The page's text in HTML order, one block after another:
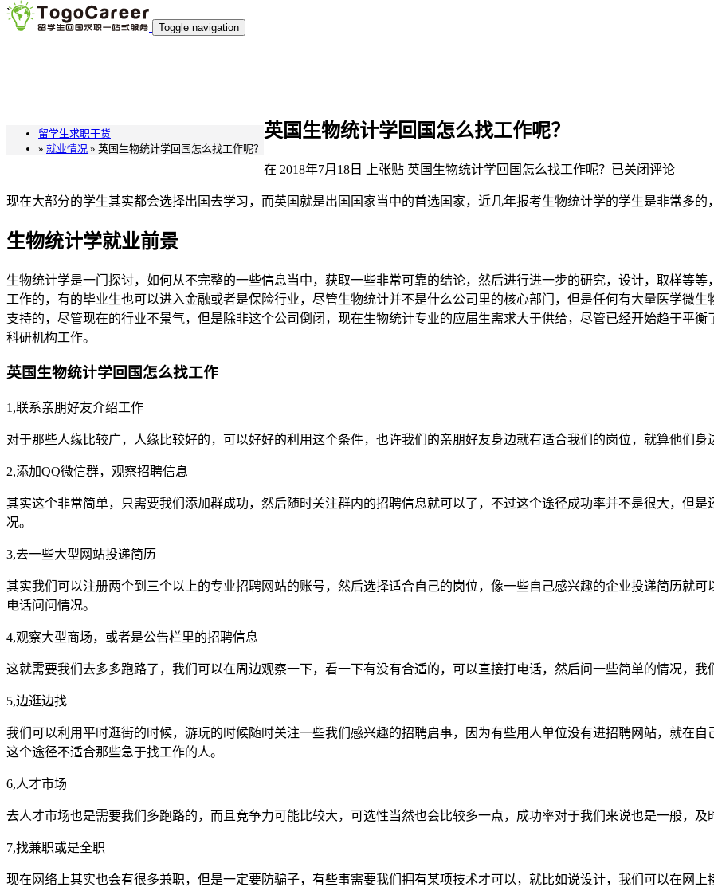
`
Toggle navigation
留学生求职干货
» 就业情况 » 英国生物统计学回国怎么找工作呢？
英国生物统计学回国怎么找工作呢？
在 2018年7月18日 上张贴 英国生物统计学回国怎么找工作呢？ 已关闭评论
现在大部分的学生其实都会选择出国去学习，而英国就是出国国家当中的首选国家，近几年报考生物统计学的学生是非常多
生物统计学就业前景
生物统计学是一门探讨，如何从不完整的一些信息当中，获取一些非常可靠的结论，然后进行进一步的研究，设计，取样等
工作的，有的毕业生也可以进入金融或者是保险行业，尽管生物统计并不是什么公司里的核心部门，但是任何有大量医学微
支持的，尽管现在的行业不景气，但是除非这个公司倒闭，现在生物统计专业的应届生需求大于供给，尽管已经开始趋于平
科研机构工作。
英国生物统计学回国怎么找工作
1,联系亲朋好友介绍工作
对于那些人缘比较广，人缘比较好的，可以好好的利用这个条件，也许我们的亲朋好友身边就有适合我们的岗位，就算他们身
2,添加QQ微信群，观察招聘信息
其实这个非常简单，只需要我们添加群成功，然后随时关注群内的招聘信息就可以了，不过这个途径成功率并不是很大，但
况。
3,去一些大型网站投递简历
其实我们可以注册两个到三个以上的专业招聘网站的账号，然后选择适合自己的岗位，像一些自己感兴趣的企业投递简历就
电话问问情况。
4,观察大型商场，或者是公告栏里的招聘信息
这就需要我们去多多跑路了，我们可以在周边观察一下，看一下有没有合适的，可以直接打电话，然后问一些简单的情况，我
5,边逛边找
我们可以利用平时逛街的时候，游玩的时候随时关注一些我们感兴趣的招聘启事，因为有些用人单位没有进招聘网站，就在
这个途径不适合那些急于找工作的人。
6,人才市场
去人才市场也是需要我们多跑路的，而且竞争力可能比较大，可选性当然也会比较多一点，成功率对于我们来说也是一般，及
7,找兼职或是全职
现在网络上其实也会有很多兼职，但是一定要防骗子，有些事需要我们拥有某项技术才可以，就比如说设计，我们可以在网上